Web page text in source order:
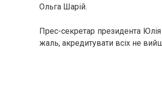
Ольга Шарій.
Прес-секретар президента
жаль, акредитувати всіх не